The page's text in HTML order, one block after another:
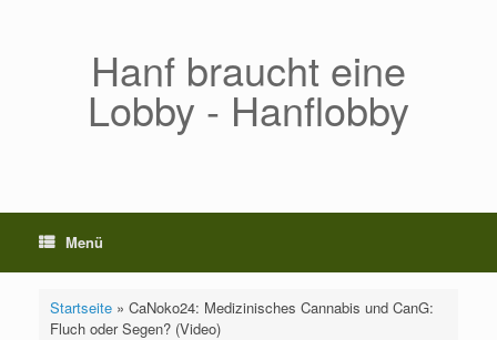
Hanf braucht eine
Lobby - Hanflobby
Menü
Startseite» CaNoko24: Medizinisches Cannabis und CanG:
Fluch oder Segen? (Video)